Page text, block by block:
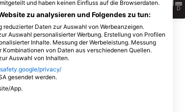
D
Mehr Tiere anzeigen
und haben keinen Einfluss auf die Browserdaten.
zu analysieren und Folgendes zu tun:
Daten zur Auswahl von Werbeanzeigen.
Auswahl personalisierter Werbung. Erstellung von Profilen
Inhalte. Messung der Werbeleistung. Messung
von Daten aus verschiedenen Quellen.
Auswahl von Inhalten.
privacy/
gesendet werden.
App.